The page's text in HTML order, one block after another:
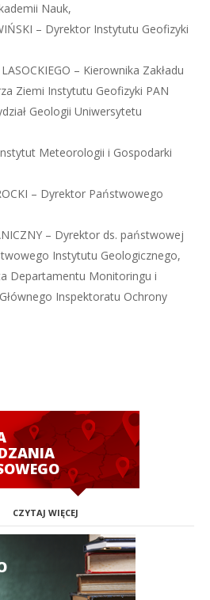
Nauk,
– Dyrektor Instytutu Geofizyki
– Kierownika Zakładu
Ziemi Instytutu Geofizyki PAN
Geologii Uniwersytetu
Meteorologii i Gospodarki
– Dyrektor Państwowego
– Dyrektor ds. państwowej
Instytutu Geologicznego,
Departamentu Monitoringu i
Inspektoratu Ochrony
CZYTAJ WIĘCEJ